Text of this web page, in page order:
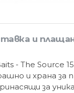
и
- The Source
и храна за
за